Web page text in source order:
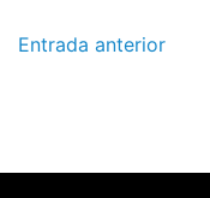
Entrada anterior